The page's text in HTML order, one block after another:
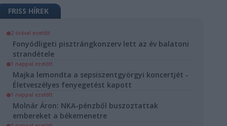
79-es kitörése
okozta, 16
és
révén a
továbbra is
2024.
10. 26.
FRISS HÍREK
2 órával ezelőtt
Fonyódligeti pisztrángkonzerv lett az év balatoni
strandétele
1 nappal ezelőtt
Majka lemondta a sepsiszentgyörgyi koncertjét -
Életveszélyes fenyegetést kapott
1 nappal ezelőtt
Molnár Áron: NKA-pénzből buszoztattak
embereket a békemenetre